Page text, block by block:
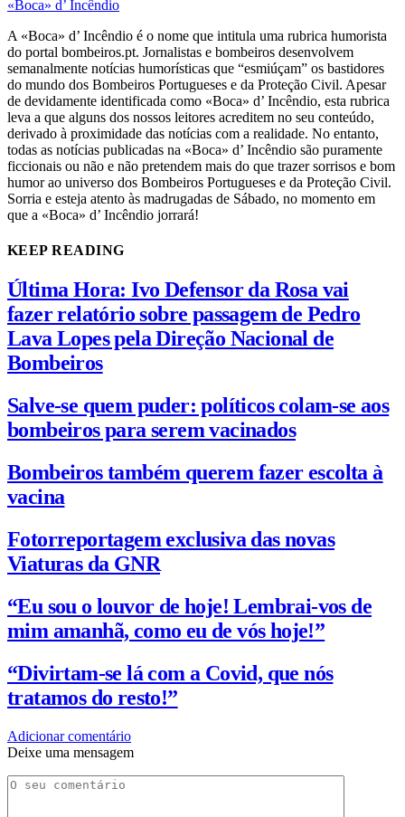
«Boca» d’ Incêndio
A «Boca» d’ Incêndio é o nome que intitula uma rubrica humorista
do portal bombeiros.pt. Jornalistas e bombeiros desenvolvem
semanalmente notícias humorísticas que “esmiúçam” os bastidores
do mundo dos Bombeiros Portugueses e da Proteção Civil. Apesar
de devidamente identificada como «Boca» d’ Incêndio, esta rubrica
leva a que alguns dos nossos leitores acreditem no seu conteúdo,
derivado à proximidade das notícias com a realidade. No entanto,
todas as notícias publicadas na «Boca» d’ Incêndio são puramente
ficcionais ou não e não pretendem mais do que trazer sorrisos e bom
humor ao universo dos Bombeiros Portugueses e da Proteção Civil.
Sorria e esteja atento às madrugadas de Sábado, no momento em
que a «Boca» d’ Incêndio jorrará!
KEEP READING
Última Hora: Ivo Defensor da Rosa vai
fazer relatório sobre passagem de Pedro
Lava Lopes pela Direção Nacional de
Bombeiros
Salve-se quem puder: políticos colam-se aos
bombeiros para serem vacinados
Bombeiros também querem fazer escolta à
vacina
Fotorreportagem exclusiva das novas
Viaturas da GNR
“Eu sou o louvor de hoje! Lembrai-vos de
mim amanhã, como eu de vós hoje!”
“Divirtam-se lá com a Covid, que nós
tratamos do resto!”
Adicionar comentário
Deixe uma mensagem